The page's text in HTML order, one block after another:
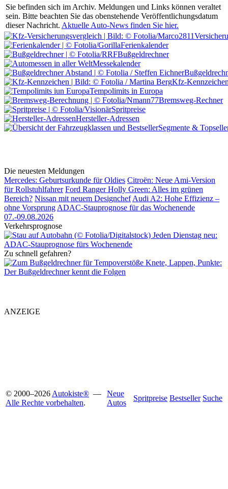
Sie befinden sich im Archiv. Meldungen und Links können veraltet
sein. Bitte beachten Sie das obenstehende Veröffentlichungsdatum
dieser Nachricht. Aktuelle Auto-News finden Sie hier.
Ferienkalender
Bußgeldrechner
Messekalender
Kfz-
Tempolimits in Europa
Bremsweg-Rechner
Spritpreise
Hersteller-Adressen
Segmente &
Die neuesten Meldungen
Mercedes: Geburtsurkunde für Oldies Citroën: Neue Ami-Version
für Rollstuhlfahrer Ford Ranger Holly Green: Alles im grünen
Bereich? Nissan mit neuem Designchef Audi A2: Hohe Effizienz –
ohne Vorsprung ADAC-Stauprognose für das Wochenende
07.-09.08.2026
Verkehrsprognose
Jeden Dienstag neu:
ADAC-Stauprognose fürs Wochenende
Zu schnell gefahren?
Knete, Lappen, Punkte:
Der Bußgeldrechner kennt die Folgen
ANZEIGE
© 2000–2026 Autokiste® —
Alle Rechte vorbehalten.
Neue
Autos
Spritpreise Bestseller Suche